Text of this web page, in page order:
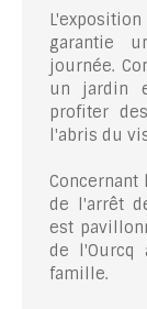
garantie
journée.
un jardin
profiter
l'abris du
Concernant
de l'arrêt
est
de l'Ourcq
famille.